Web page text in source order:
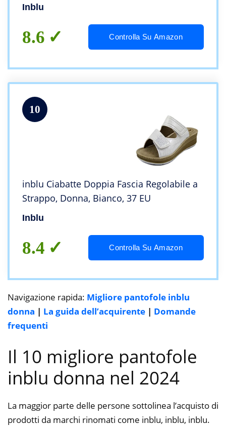
Inblu
8.6 Controlla Su Amazon
10
inblu Ciabatte Doppia Fascia Regolabile a
Strappo, Donna, Bianco, 37 EU
Inblu
8.4 Controlla Su Amazon
Navigazione rapida: Migliore pantofole inblu
donna | La guida dell’acquirente | Domande
frequenti
Il 10 migliore pantofole
inblu donna nel 2024
La maggior parte delle persone sottolinea l’acquisto di
prodotti da marchi rinomati come inblu, inblu, inblu.